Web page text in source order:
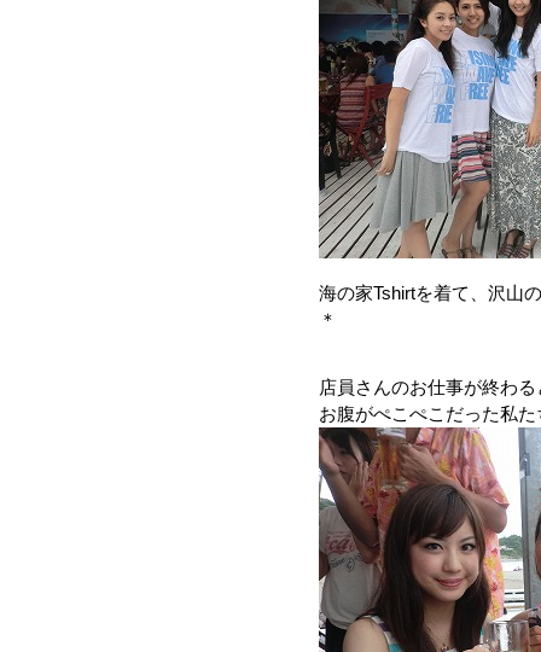
海の家Tshirtを着て、沢山
＊
店員さんのお仕事が終わ
お腹がぺこぺこだった私